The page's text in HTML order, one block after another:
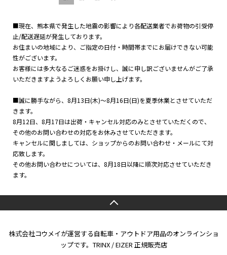
■現在、熊本県で発生した地震の影響により各配送業者でお荷物の引受停
止/配送遅延が発生しております。
お住まいの地域により、ご指定の日付・時間帯までにお届けできない可能
性がございます。
お客様には多大なるご迷惑をお掛けし、誠に申し訳ございませんがご了承
いただきますようよろしくお願い申し上げます。
■誠に勝手ながら、8月13日(木)～8月16日(日)を夏季休業とさせていただ
きます。
8月12日、8月17日は出荷・キャンセル対応のみとさせていただくので、
その他のお問い合わせの対応をお休みさせていただきます。
キャンセルに関しましては、ショップからのお問い合わせ・メールにて対
応致します。
その他お問い合わせについては、8月18日以降に順次対応させていただき
ます。
株式会社コウメイが運営する自転車・アウトドア用品のオンラインショ
ップです。TRINX / EIZER 正規販売店